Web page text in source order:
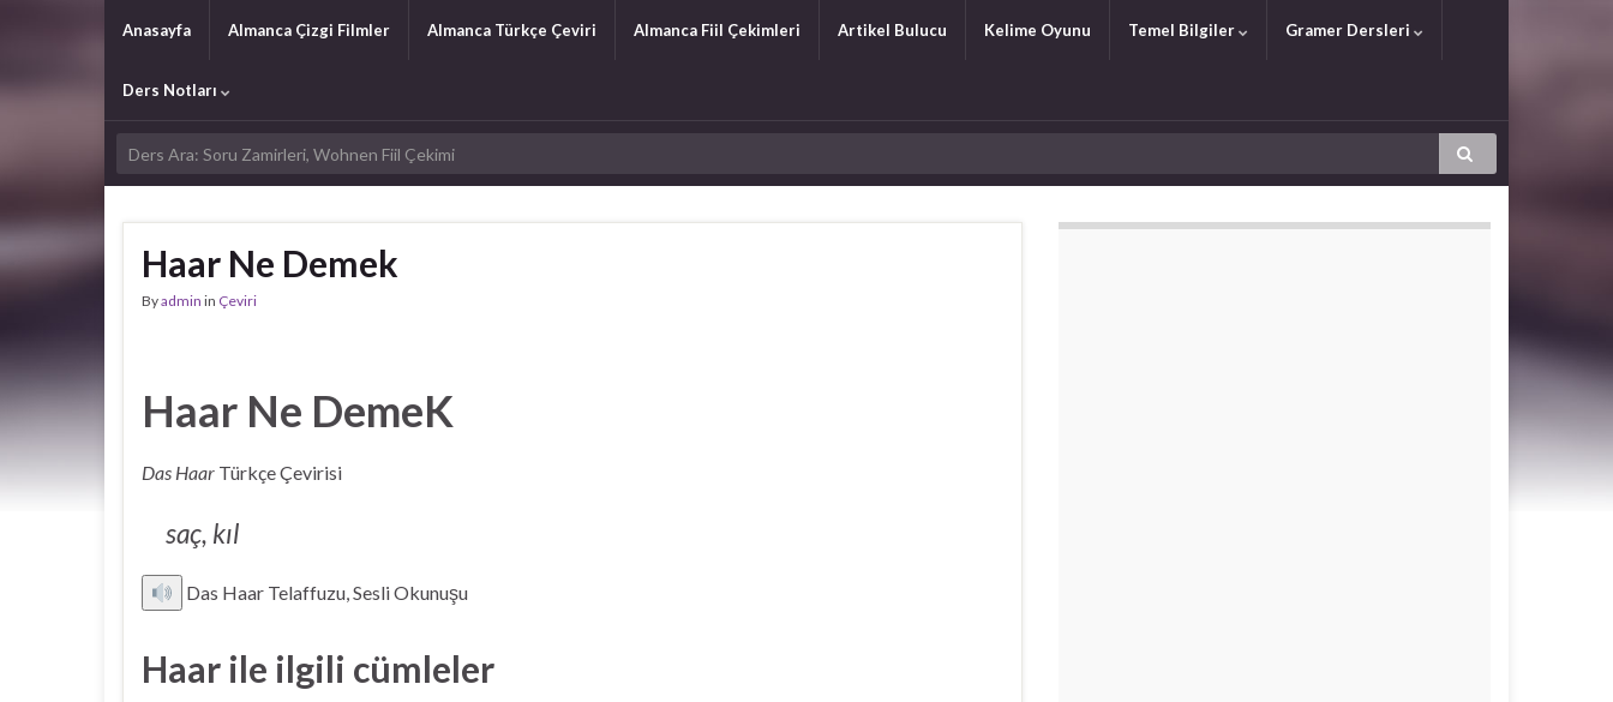
Anasayfa Almanca Çizgi Filmler Almanca Türkçe Çeviri Almanca Fiil Çekimleri Artikel Bulucu Kelime Oyunu Temel Bilgiler Gramer Dersleri
Ders Notları
Haar Ne Demek
Byadmin in Çeviri
Haar Ne DemeK
Das Haar Türkçe Çevirisi
saç, kıl
Das Haar Telaffuzu, Sesli Okunuşu
Haar ile ilgili cümleler